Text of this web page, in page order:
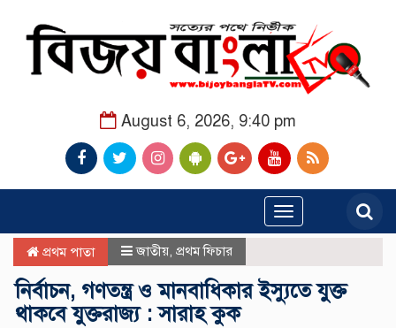
August 6, 2026, 9:40 pm
Toggle
navigation
প্রথম পাতা জাতীয় প্রথম ফিচার
নির্বাচন, গণতন্ত্র ও মানবাধিকার ইস্যুতে যুক্ত
থাকবে যুক্তরাজ্য : সারাহ কুক